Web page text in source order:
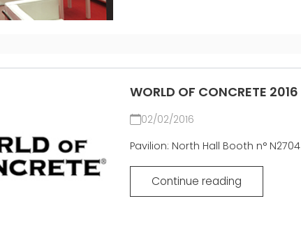
WORLD OF CONCRETE 2016
02/02/2016
Pavilion: North Hall Booth n° N2704
Continue reading